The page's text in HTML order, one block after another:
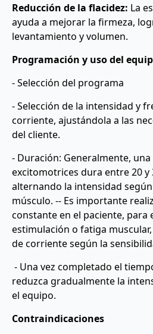
Reducción de la flacidez: La
ayuda a mejorar la firmeza,
levantamiento y volumen.
Programación y uso del
- Selección del programa
- Selección de la intensidad y
corriente, ajustándola a las
del cliente.
- Duración: Generalmente,
excitomotrices dura entre 20 y
alternando la intensidad
músculo. -- Es importante
constante en el paciente, para
estimulación o fatiga
de corriente según la
- Una vez completado el
reduzca gradualmente la
el equipo.
Contraindicaciones